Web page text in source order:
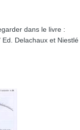
dans le livre :
Delachaux et